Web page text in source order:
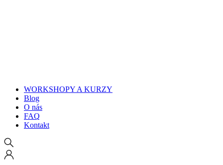
WORKSHOPY A KURZY
Blog
O nás
FAQ
Kontakt